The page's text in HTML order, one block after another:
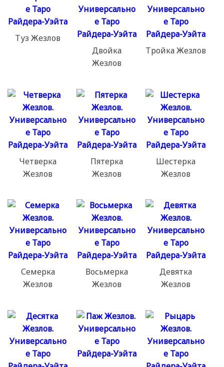
Туз Жезлов
Двойка
Жезлов
Тройка Жезлов
Четверка
Жезлов
Пятерка
Жезлов
Шестерка
Жезлов
Семерка
Жезлов
Восьмерка
Жезлов
Девятка
Жезлов